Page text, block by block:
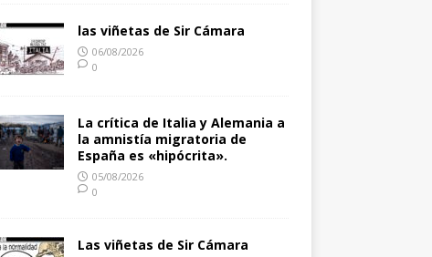
las viñetas de Sir Cámara
06/08/2026
0
La crítica de Italia y Alemania a
la amnistía migratoria de
España es «hipócrita».
05/08/2026
0
Las viñetas de Sir Cámara